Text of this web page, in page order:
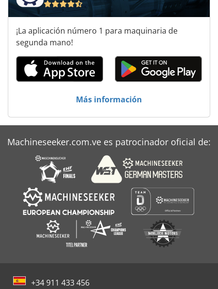
Metal
Máquina Forestal
Orion
Reinhard
Steiner
¡La aplicación número 1 para maquinaria de
segunda mano!
Más información
Machineseeker.com.ve es patrocinador oficial de:
+34 911 433 456